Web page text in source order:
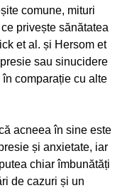
comune, mituri
privește sănătatea
et al. și Hersom et
sau sinucidere
comparație cu alte
acneea în sine este
și anxietate, iar
chiar îmbunătăți
de cazuri și un